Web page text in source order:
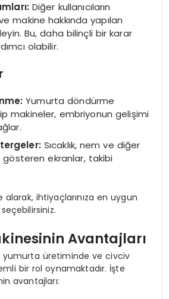
Diğer kullanıcıların
makine hakkında yapılan
Bu, daha bilinçli bir karar
olabilir.
Yumurta döndürme
makineler, embriyonun gelişimi
Sıcaklık, nem ve diğer
ekranlar, takibi
ihtiyaçlarınıza en uygun
Avantajları
yumurta üretiminde ve civciv
bir rol oynamaktadır. İşte
avantajları: